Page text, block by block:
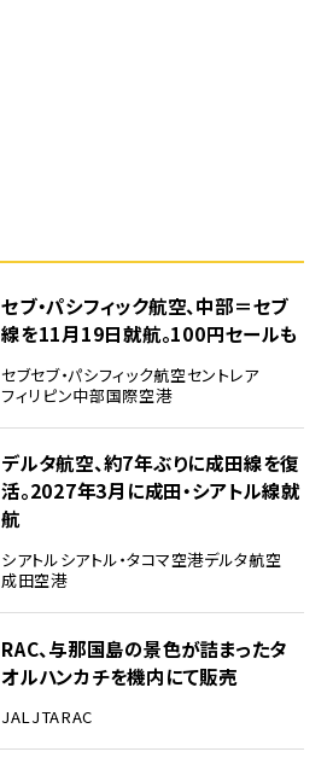
セブ・パシフィック航空、中部＝セブ
線を11月19日就航。100円セールも
セブセブ・パシフィック航空セントレア
フィリピン中部国際空港
デルタ航空、約7年ぶりに成田線を復
活。2027年3月に成田・シアトル線就
航
シアトルシアトル・タコマ空港デルタ航空
成田空港
RAC、与那国島の景色が詰まったタ
オルハンカチを機内にて販売
JALJTARAC